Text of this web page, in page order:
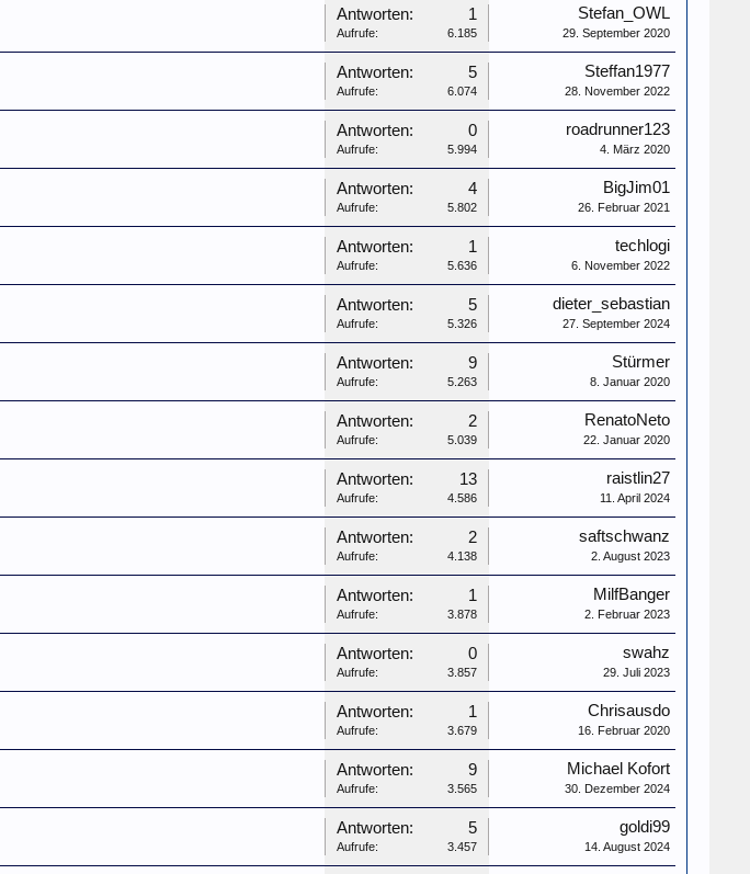
Antworten: 1
Aufrufe: 6.185
Stefan_OWL
29. September 2020
Antworten: 5
Aufrufe: 6.074
Steffan1977
28. November 2022
Antworten: 0
Aufrufe: 5.994
roadrunner123
4. März 2020
Antworten: 4
Aufrufe: 5.802
BigJim01
26. Februar 2021
Antworten: 1
Aufrufe: 5.636
techlogi
6. November 2022
Antworten: 5
Aufrufe: 5.326
dieter_sebastian
27. September 2024
Antworten: 9
Aufrufe: 5.263
Stürmer
8. Januar 2020
Antworten: 2
Aufrufe: 5.039
RenatoNeto
22. Januar 2020
Antworten: 13
Aufrufe: 4.586
raistlin27
11. April 2024
Antworten: 2
Aufrufe: 4.138
saftschwanz
2. August 2023
Antworten: 1
Aufrufe: 3.878
MilfBanger
2. Februar 2023
Antworten: 0
Aufrufe: 3.857
swahz
29. Juli 2023
Antworten: 1
Aufrufe: 3.679
Chrisausdo
16. Februar 2020
Antworten: 9
Aufrufe: 3.565
Michael Kofort
30. Dezember 2024
Antworten: 5
Aufrufe: 3.457
goldi99
14. August 2024